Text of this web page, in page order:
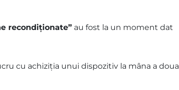
recondiționate” au fost la un moment dat
cu achiziția unui dispozitiv la mâna a doua